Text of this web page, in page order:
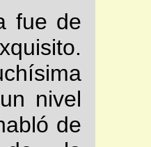
fue de
nivel
de